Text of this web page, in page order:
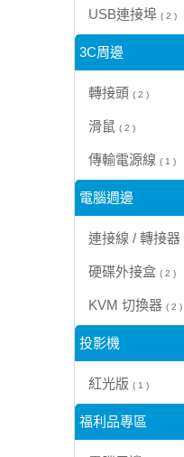
USB連接埠 ( 2 )
3C周邊
轉接頭 ( 2 )
滑鼠 ( 2 )
傳輸電源線 ( 1 )
電腦週邊
連接線 / 轉接器
硬碟外接盒 ( 2 )
KVM 切換器 ( 2 )
投影機
紅光版 ( 1 )
福利品專區